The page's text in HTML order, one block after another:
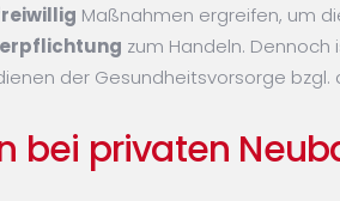
Maßnahmen ergreifen, um
zum Handeln. Dennoch
der Gesundheitsvorsorge
bei privaten